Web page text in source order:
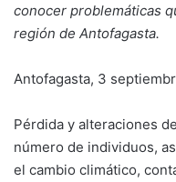
conocer problemáticas
región de Antofagasta.
Antofagasta, 3
Pérdida y alteraciones
número de individuos,
el cambio climático,